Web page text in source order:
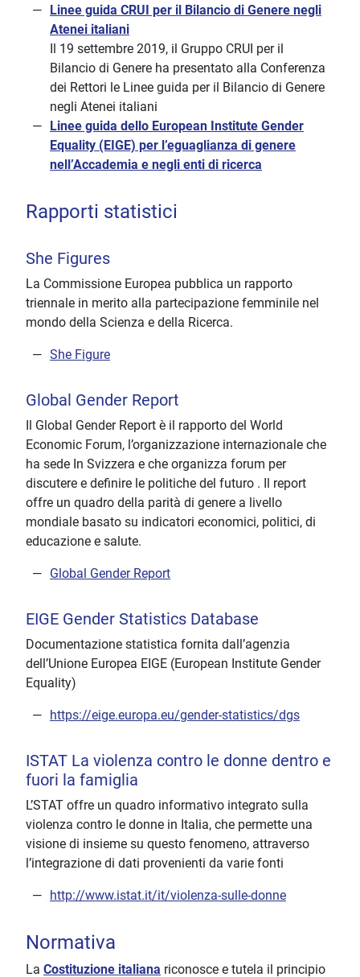
Linee guida CRUI per il Bilancio di Genere negli
Atenei italiani
Il 19 settembre 2019, il Gruppo CRUI per il
Bilancio di Genere ha presentato alla Conferenza
dei Rettori le Linee guida per il Bilancio di Genere
negli Atenei italiani
Linee guida dello European Institute Gender
Equality (EIGE) per l’eguaglianza di genere
nell’Accademia e negli enti di ricerca
Rapporti statistici
She Figures
La Commissione Europea pubblica un rapporto
triennale in merito alla partecipazione femminile nel
mondo della Scienza e della Ricerca.
She Figure
Global Gender Report
Il Global Gender Report è il rapporto del World
Economic Forum, l’organizzazione internazionale che
ha sede In Svizzera e che organizza forum per
discutere e definire le politiche del futuro . Il report
offre un quadro della parità di genere a livello
mondiale basato su indicatori economici, politici, di
educazione e salute.
Global Gender Report
EIGE Gender Statistics Database
Documentazione statistica fornita dall’agenzia
dell’Unione Europea EIGE (European Institute Gender
Equality)
https://eige.europa.eu/gender-statistics/dgs
ISTAT La violenza contro le donne dentro e
fuori la famiglia
L’STAT offre un quadro informativo integrato sulla
violenza contro le donne in Italia, che permette una
visione di insieme su questo fenomeno, attraverso
l’integrazione di dati provenienti da varie fonti
http://www.istat.it/it/violenza-sulle-donne
Normativa
La Costituzione italiana riconosce e tutela il principio